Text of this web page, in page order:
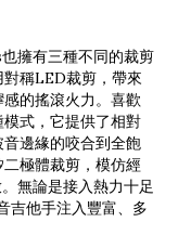
擁有三種不同的裁剪
稱LED裁剪，帶來
的搖滾火力。喜歡
式，它提供了相對
邊緣的咬合到全飽
極體裁剪，模仿經
無論是接入熱力十足
吉他手注入豐富、多